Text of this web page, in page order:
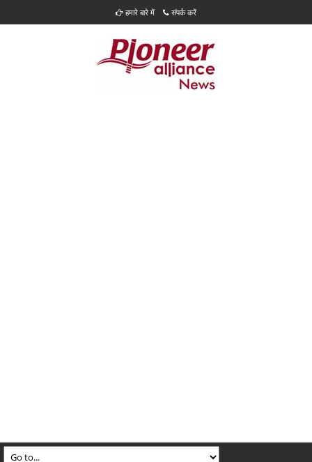
हमारे बारे में संपर्क करें